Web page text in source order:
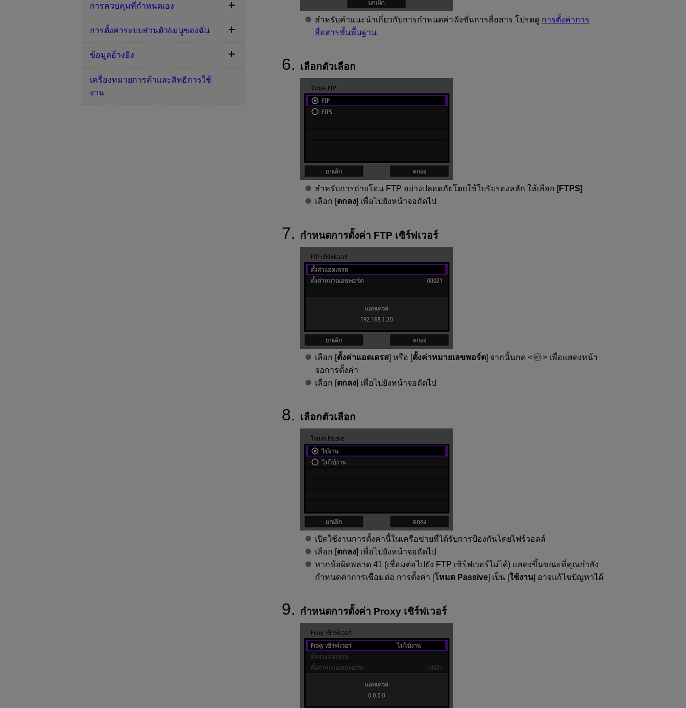
สำหรับคำแนะนำเกี่ยวกับการกำหนดค่าฟังชั่นการสื่อสาร โปรดดู การตั้งค่าการ
สื่อสารขั้นพื้นฐาน
เลือกตัวเลือก
สำหรับการถ่ายโอน FTP อย่างปลอดภัยโดยใช้ใบรับรองหลัก ให้เลือก [FTPS]
เลือก [ตกลง] เพื่อไปยังหน้าจอถัดไป
กำหนดการตั้งค่า FTP เซิร์ฟเวอร์
เลือก [ตั้งค่าแอดเดรส] หรือ [ตั้งค่าหมายเลขพอร์ต] จากนั้นกด
เพื่อแสดงหน้า
จอการตั้งค่า
เลือก [ตกลง] เพื่อไปยังหน้าจอถัดไป
เลือกตัวเลือก
เปิดใช้งานการตั้งค่านี้ในเครือข่ายที่ได้รับการป้องกันโดยไฟร์วอลล์
เลือก [ตกลง] เพื่อไปยังหน้าจอถัดไป
หากข้อผิดพลาด 41 (เชื่อมต่อไปยัง FTP เซิร์ฟเวอร์ไม่ได้) แสดงขึ้นขณะที่คุณกำลัง
กำหนดค่าการเชื่อมต่อ การตั้งค่า [โหมด Passive] เป็น [ใช้งาน] อาจแก้ไขปัญหาได้
กำหนดการตั้งค่า Proxy เซิร์ฟเวอร์
การควบคุมที่กำหนดเอง
การตั้งค่าระบบส่วนตัว/เมนูของฉัน
ข้อมูลอ้างอิง
เครื่องหมายการค้าและสิทธิการใช้
งาน